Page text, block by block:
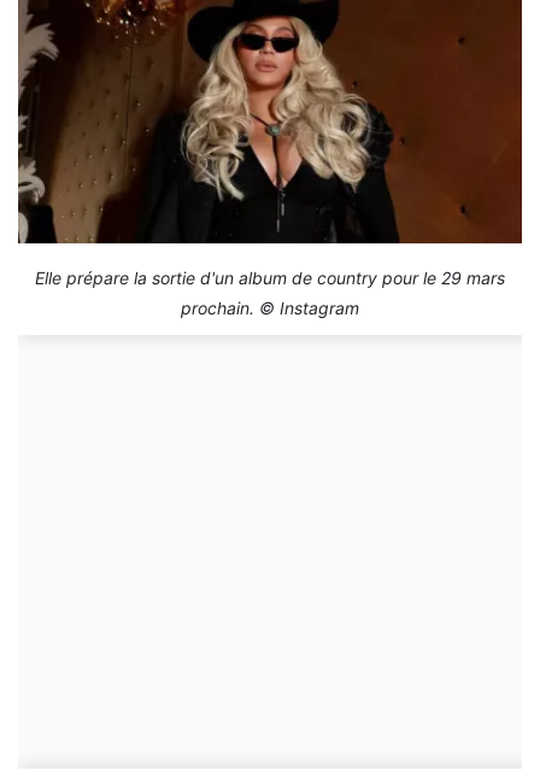
Elle prépare la sortie d'un album de country pour le 29 mars
prochain. © Instagram